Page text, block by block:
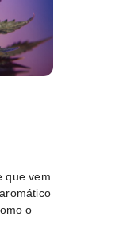
que vem
o